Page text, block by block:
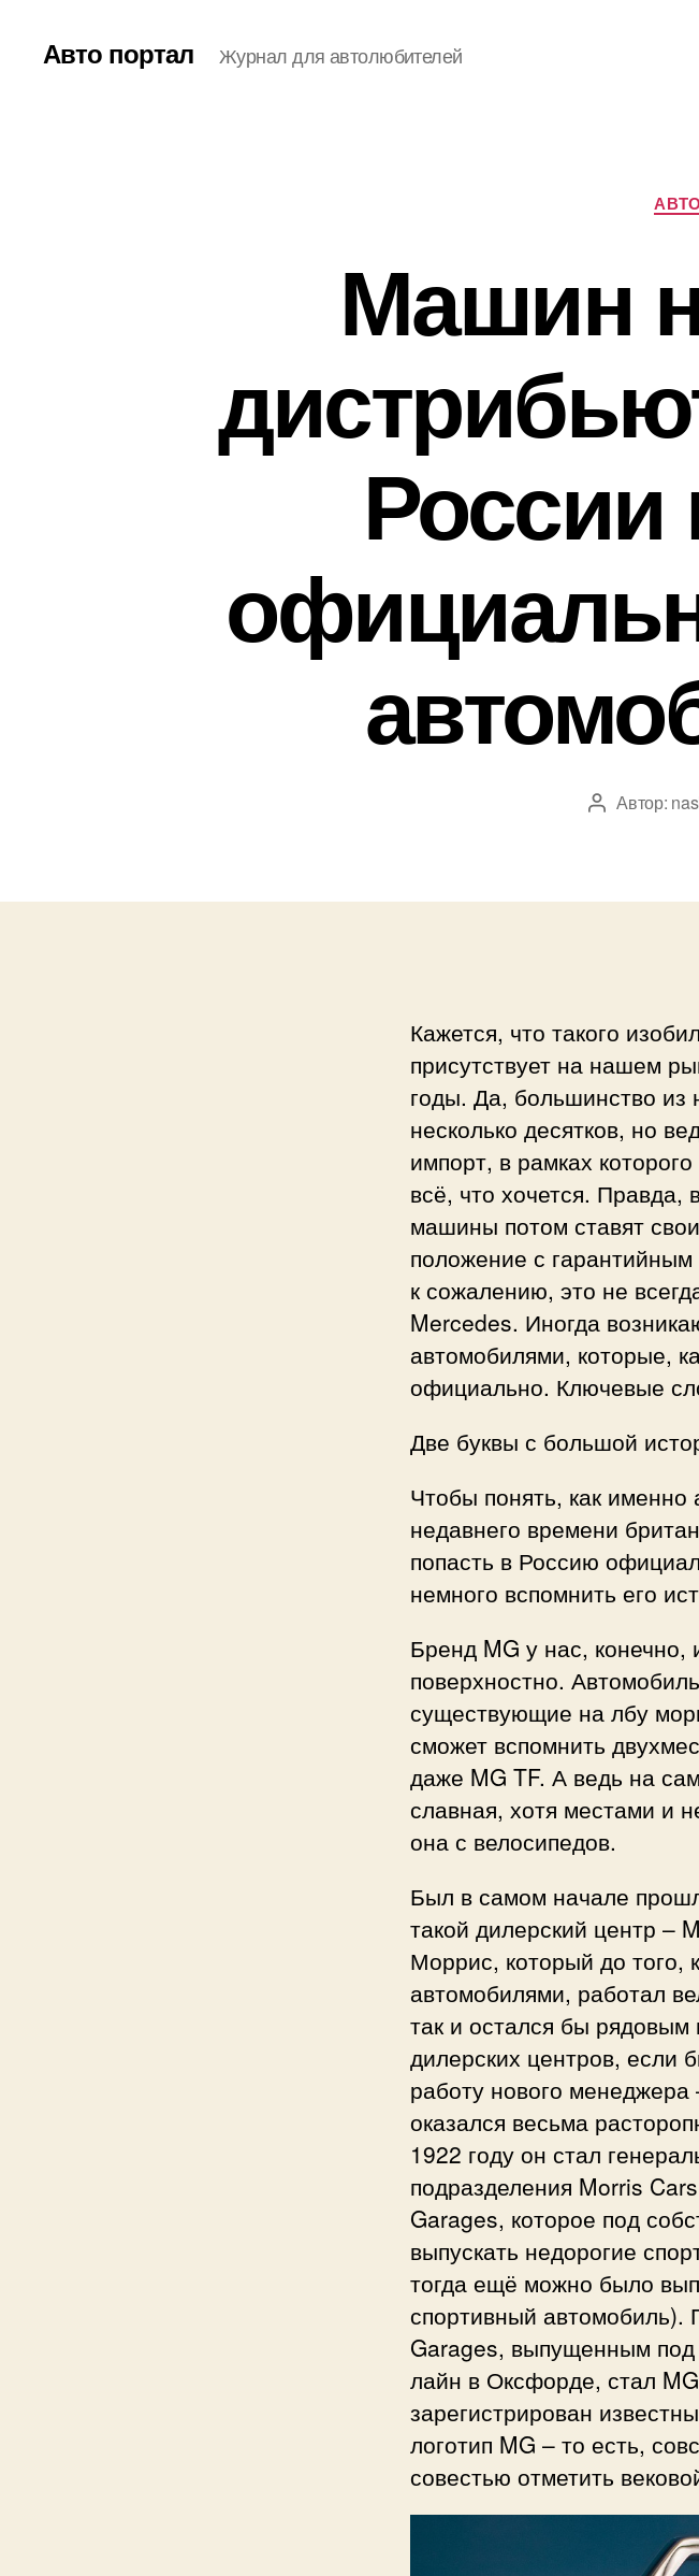
Авто портал Журнал для автолюбителей
Машин
России
Автор
Автор:
Кажется, что такого
присутствует на нашем
годы. Да, большинство из
несколько десятков, но
импорт, в рамках
всё, что хочется.
машины потом ставят
положение с
к сожалению, это не
Mercedes. Иногда
автомобилями, которые,
официально. Ключевые
Две буквы с большой
Чтобы понять, как
недавнего времени
попасть в Россию
немного вспомнить его
Бренд MG у нас, конечно,
поверхностно.
существующие на лбу
сможет вспомнить
даже MG TF. А ведь на
славная, хотя местами и
она с велосипедов.
Был в самом начале
такой дилерский центр –
Моррис, который до того,
автомобилями, работал
так и остался бы рядовым
дилерских центров, если
работу нового
оказался весьма
1922 году он стал
подразделения Morris
Garages, которое под
выпускать недорогие
тогда ещё можно было
спортивный
Garages, выпущенным
лайн в Оксфорде, стал
зарегистрирован
логотип MG – то есть,
совестью отметить